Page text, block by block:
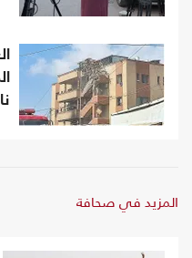
المزيد في صحافة